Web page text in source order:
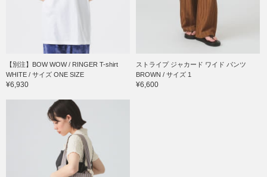
【別注】BOW WOW / RINGER T-shirt
WHITE / サイズ ONE SIZE
¥6,930
ストライプ ジャカード ワイド パンツ
BROWN / サイズ 1
¥6,600